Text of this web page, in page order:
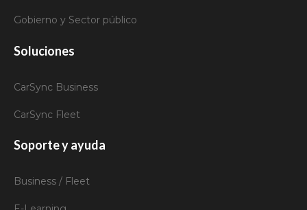
Gobierno y Sector público
Soluciones
CarSync Business
CarSync Fleet
Soporte y ayuda
Business / Fleet